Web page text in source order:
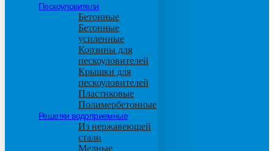
Пескоуловители
Бетонные
Бетонные
усиленные
Корзины для
пескоуловителей
Крышки для
пескоуловителей
Пластиковые
Полимербетонные
Решетки водоприемные
Из нержавеющей
стали
Медные